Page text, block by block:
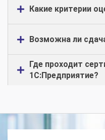
Какие критерии
Возможна ли
Где проходит
1С:Предприятие?